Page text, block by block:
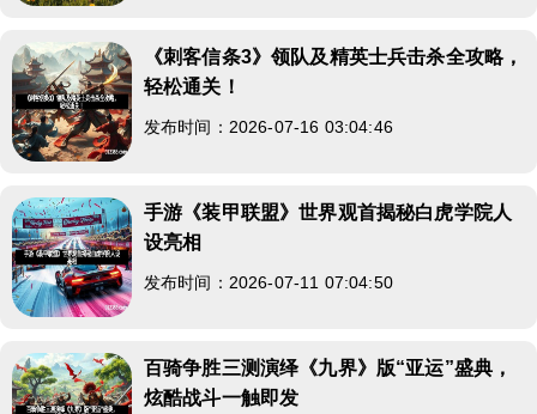
《刺客信条3》领队及精英士兵击杀全攻略，
轻松通关！
发布时间：2026-07-16 03:04:46
手游《装甲联盟》世界观首揭秘白虎学院人
设亮相
发布时间：2026-07-11 07:04:50
百骑争胜三测演绎《九界》版“亚运”盛典，
炫酷战斗一触即发